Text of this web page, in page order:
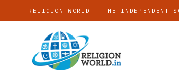
RELIGION WORLD — THE INDEPENDENT